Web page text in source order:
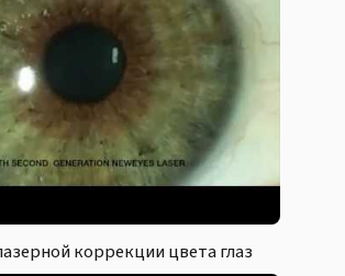
коррекции цвета глаз